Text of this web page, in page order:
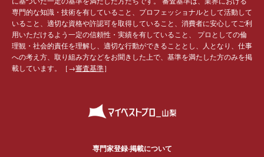
専門的な知識・技術を有していること、プロフェッショナルとして活動して
いること、適切な資格や許認可を取得していること、消費者に安心してご利
用いただけるよう一定の信頼性・実績を有していること、 プロとしての倫
理観・社会的責任を理解し、適切な行動ができることとし、人となり、仕事
への考え方、取り組み方などをお聞きした上で、基準を満たした方のみを掲
載しています。［→審査基準］
専門家登録·掲載について